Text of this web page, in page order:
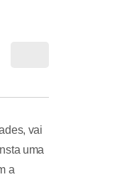
vai
uma
a